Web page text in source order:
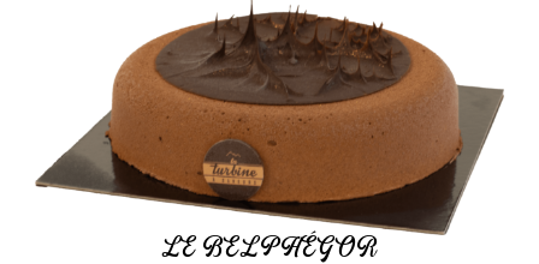
LE BELPHÉGOR